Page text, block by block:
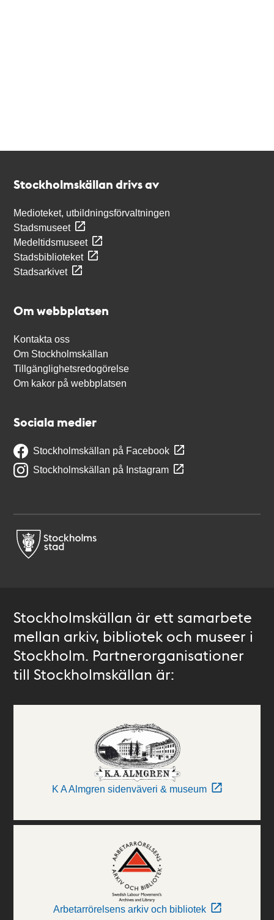
Stockholmskällan drivs av
Medioteket, utbildningsförvaltningen
Stadsmuseet
Medeltidsmuseet
Stadsbiblioteket
Stadsarkivet
Om webbplatsen
Kontakta oss
Om Stockholmskällan
Tillgänglighetsredogörelse
Om kakor på webbplatsen
Sociala medier
Stockholmskällan på Facebook
Stockholmskällan på Instagram
Stockholmskällan är ett samarbete
mellan arkiv, bibliotek och museer i
Stockholm. Partnerorganisationer
till Stockholmskällan är:
K A Almgren sidenväveri & museum
Arbetarrörelsens arkiv och bibliotek